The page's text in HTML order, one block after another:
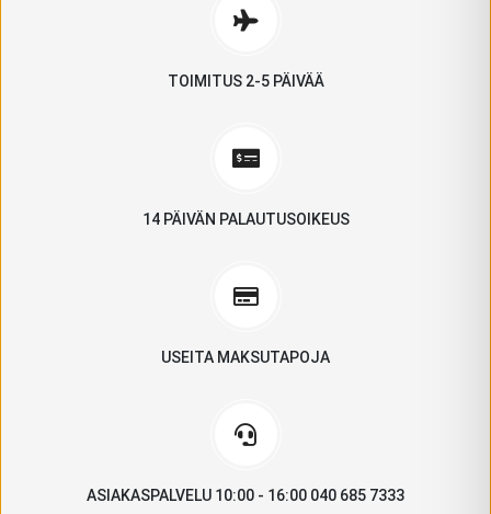
TOIMITUS 2-5 PÄIVÄÄ
14 PÄIVÄN PALAUTUSOIKEUS
USEITA MAKSUTAPOJA
ASIAKASPALVELU 10:00 - 16:00 040 685 7333